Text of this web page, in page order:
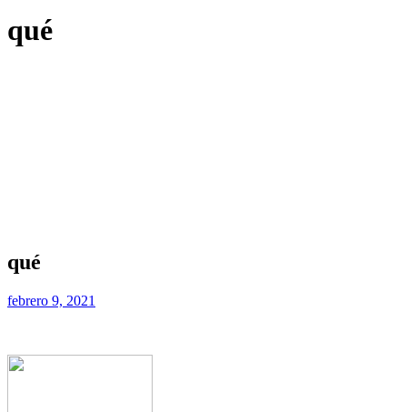
qué
qué
febrero 9, 2021